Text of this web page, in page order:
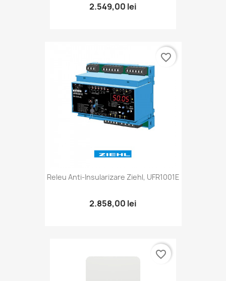
2.549,00 lei
Releu Anti-Insularizare Ziehl, UFR1001E
2.858,00 lei
favorite_border
favorite_border